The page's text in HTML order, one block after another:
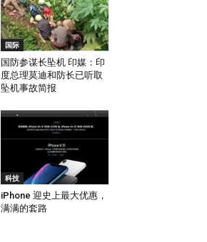
国际
国防参谋长坠机 印媒：印
度总理莫迪和防长已听取
坠机事故简报
科技
iPhone 迎史上最大优惠，
满满的套路